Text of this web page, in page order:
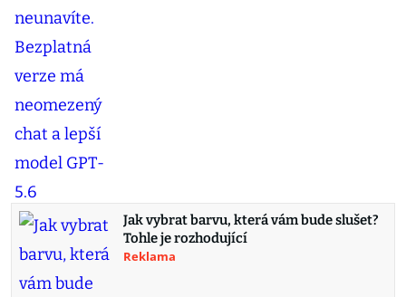
Jak vybrat barvu, která vám bude slušet?
Tohle je rozhodující
Reklama